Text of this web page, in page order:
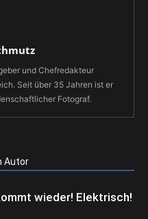
und Chefredakteur
Seit über 35 Jahren ist er
Fotograf.
Autor
wieder! Elektrisch!